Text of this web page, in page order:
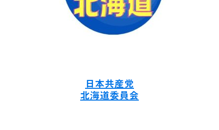
日本共産党
北海道委員会